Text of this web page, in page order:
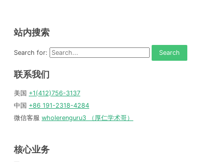
站内搜索
Search for:
联系我们
美国 +1(412)756-3137
中国 +86 191-2318-4284
微信客服 wholerenguru3 （厚仁学术哥）
核心业务